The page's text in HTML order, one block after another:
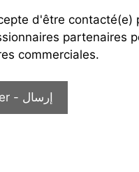
d'être contacté(e)
partenaires
commerciales.